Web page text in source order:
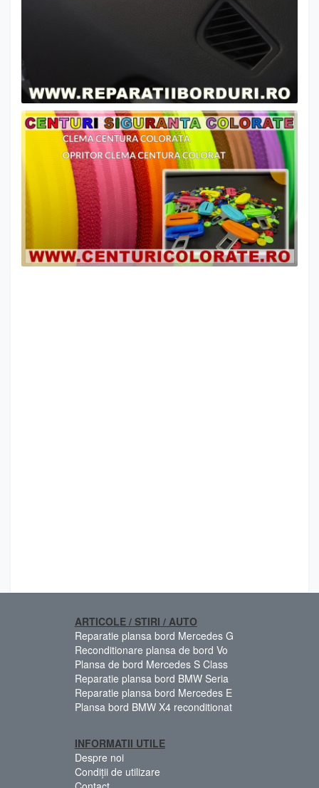
ARTICOLE / STIRI / AUTO
Reparatie plansa bord Mercedes G
Reconditionare plansa de bord Vo
Plansa de bord Mercedes S Class
Reparatie plansa bord BMW Seria
Reparatie plansa bord Mercedes E
Plansa bord BMW X4 reconditionat
INFORMATII UTILE
Despre noi
Condiții de utilizare